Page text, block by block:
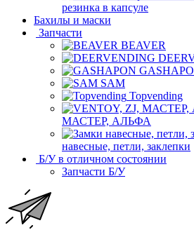
резинка в капсуле
Бахилы и маски
Запчасти
BEAVER
SAM
Topvending
МАСТЕР, АЛЬФА
навесные, петли, заклепки
Б/У в отличном состоянии
Запчасти Б/У